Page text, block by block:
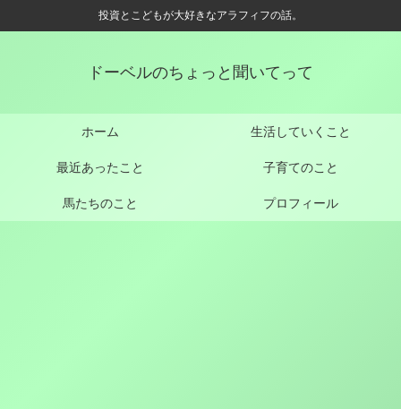
投資とこどもが大好きなアラフィフの話。
ドーベルのちょっと聞いてって
ホーム 生活していくこと
最近あったこと 子育てのこと
馬たちのこと プロフィール